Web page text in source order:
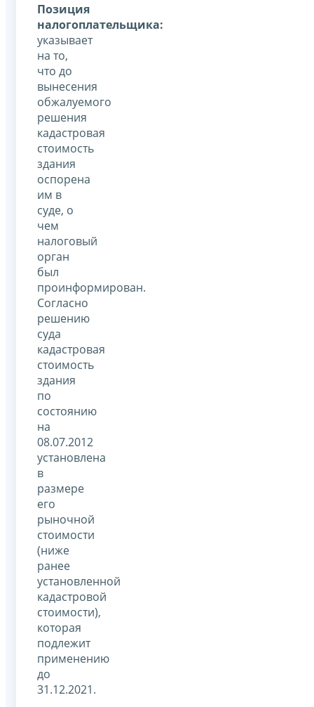
Позиция
налогоплательщика:
указывает
на то,
что до
вынесения
обжалуемого
решения
кадастровая
стоимость
здания
оспорена
им в
суде, о
чем
налоговый
орган
был
проинформирован.
Согласно
решению
суда
кадастровая
стоимость
здания
по
состоянию
на
08.07.2012
установлена
в
размере
его
рыночной
стоимости
(ниже
ранее
установленной
кадастровой
стоимости),
которая
подлежит
применению
до
31.12.2021.